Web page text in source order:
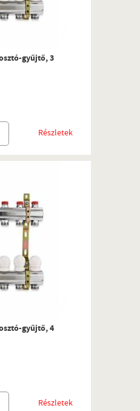
gyűjtő, 3
Részletek
gyűjtő, 4
Részletek